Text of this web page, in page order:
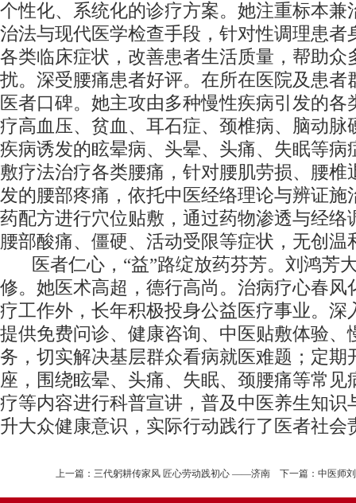
个性化、系统化的诊疗方案。她注重标本兼
治法与现代医学检查手段，针对性调理患者
各类临床症状，改善患者生活质量，帮助众
扰。深受腰痛患者好评。在所在医院及患者
医者口碑。她主攻由多种慢性疾病引发的各
疗高血压、贫血、耳石症、颈椎病、脑动脉
疾病诱发的眩晕病、头晕、头痛、失眠等病
敷疗法治疗各类腰痛，针对腰肌劳损、腰椎
发的腰部疼痛，依托中医经络理论与辨证施
药配方进行穴位贴敷，通过药物渗透与经络
腰部酸痛、僵硬、活动受限等症状，无创温
医者仁心，“益”路绽放药芬芳。刘鸿芳
修。她医术高超，德行高尚。治病疗心春风
疗工作外，长年积极投身公益医疗事业。深
提供免费问诊、健康咨询、中医贴敷体验、
务，切实解决基层群众看病就医难题；定期
座，围绕眩晕、头痛、失眠、颈腰痛等常见
疗等内容进行科普宣讲，普及中医养生知识
升大众健康意识，实际行动践行了医者社会
上一篇： 三代躬耕传家风 匠心劳动践初心 ——济南 下一篇： 中医师